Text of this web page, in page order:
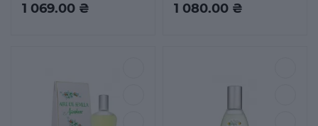
1 069.00 ₴ 1 080.00 ₴